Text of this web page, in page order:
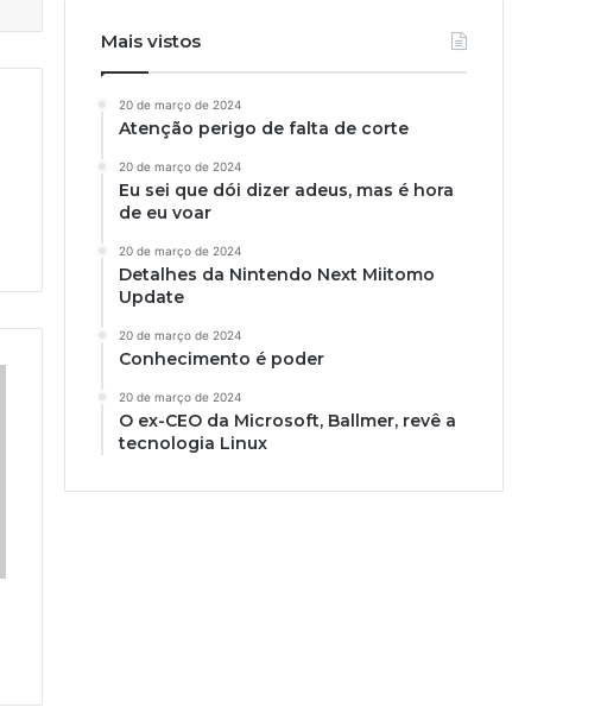
Mais vistos
20 de março de 2024
Atenção perigo de falta de corte
20 de março de 2024
Eu sei que dói dizer adeus, mas é hora
de eu voar
20 de março de 2024
Detalhes da Nintendo Next Miitomo
Update
20 de março de 2024
Conhecimento é poder
20 de março de 2024
O ex-CEO da Microsoft, Ballmer, revê a
tecnologia Linux